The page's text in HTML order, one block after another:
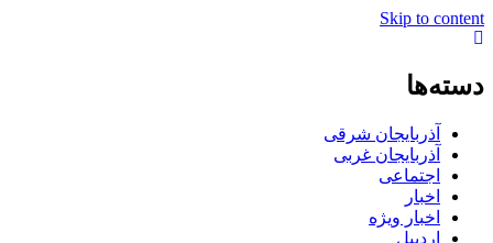
Skip to content
دسته‌ها
آذربایجان شرقی
آذربایجان غربی
اجتماعی
اخبار
اخبار ویژه
اردبیل